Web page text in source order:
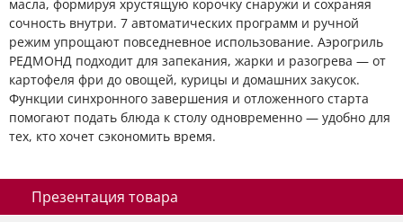
масла, формируя хрустящую корочку снаружи и сохраняя
сочность внутри. 7 автоматических программ и ручной
режим упрощают повседневное использование. Аэрогриль
РЕДМОНД подходит для запекания, жарки и разогрева — от
картофеля фри до овощей, курицы и домашних закусок.
Функции синхронного завершения и отложенного старта
помогают подать блюда к столу одновременно — удобно для
тех, кто хочет сэкономить время.
Презентация товара